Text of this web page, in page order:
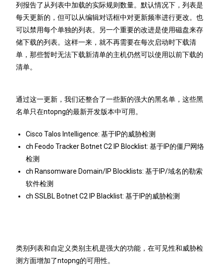
列报告了从列表中加载的实际规则数量。默认情况下，列表是
每天更新的，但可以从编辑对话框中对更新频率进行更改。也
可以禁用每个单独的列表。另一个重要的改进是使用磁盘来存
储下载的列表。这样一来，就不再需要在每次启动时下载清
单，那些暂时无法下载新清单的主机仍然可以使用以前下载的
清单。
通过这一更新，我们还整合了一些新的强大的黑名单，这些黑
名单只在ntopng的最新开发版本中可用。
Cisco Talos Intelligence: 基于IP的威胁检测
ch Feodo Tracker Botnet C2 IP Blocklist: 基于IP的僵尸网络
检测
ch Ransomware Domain/IP Blocklists: 基于IP/域名的勒索
软件检测
ch SSLBL Botnet C2 IP Blacklist: 基于IP的威胁检测
类别列表和自定义类别主机是强大的功能，在可见性和威胁检
测方面增加了ntopng的可用性。